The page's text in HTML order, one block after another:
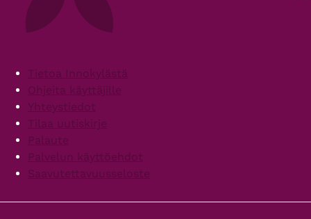
FooterTietoa Innokylästä
Ohjeita käyttäjille
Yhteystiedot
Tilaa uutiskirje
Palaute
Palvelun käyttöehdot
Saavutettavuusseloste